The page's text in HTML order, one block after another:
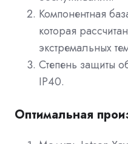
Компонентная
которая
экстремальных
Степень защиты
IP40.
Оптимальная